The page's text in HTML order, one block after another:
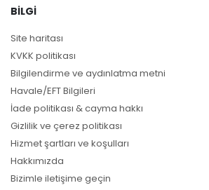
BILGI
Site haritası
KVKK politikası
Bilgilendirme ve aydınlatma metni
Havale/EFT Bilgileri
İade politikası & cayma hakkı
Gizlilik ve çerez politikası
Hizmet şartları ve koşulları
Hakkımızda
Bizimle iletişime geçin